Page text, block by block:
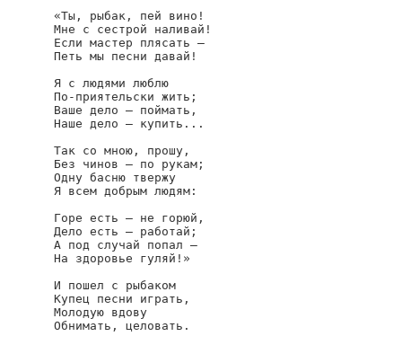
«Ты, рыбак, пей вино!
Мне с сестрой наливай!
Если мастер плясать —
Петь мы песни давай!
Я с людями люблю
По-приятельски жить;
Ваше дело — поймать,
Наше дело — купить...
Так со мною, прошу,
Без чинов — по рукам;
Одну басню твержу
Я всем добрым людям:
Горе есть — не горюй,
Дело есть — работай;
А под случай попал —
На здоровье гуляй!»
И пошел с рыбаком
Купец песни играть,
Молодую вдову
Обнимать, целовать.